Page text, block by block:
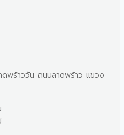
พร้าววัน ถนนลาดพร้าว แขวง